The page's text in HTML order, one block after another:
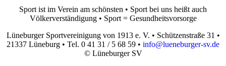
Sport ist im Verein am schönsten • Sport bei uns heißt auch
Völkerverständigung • Sport = Gesundheitsvorsorge
Lüneburger Sportvereinigung von 1913 e. V. • Schützenstraße 31 •
21337 Lüneburg • Tel. 0 41 31 / 5 68 59 • info@lueneburger-sv.de
© Lüneburger SV